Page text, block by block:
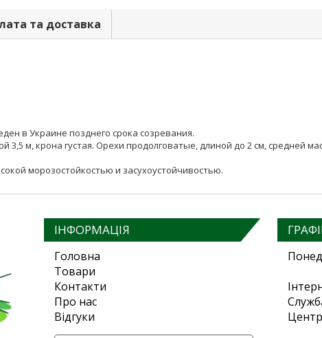
та доставка
в Украине позднего срока созревания.
3,5 м, крона густая. Орехи продолговатые, длиной до 2 см, средней
морозостойкостью и засухоустойчивостью.
ІНФОРМАЦІЯ
Головна
Товари
Контакти
Про нас
Відгуки